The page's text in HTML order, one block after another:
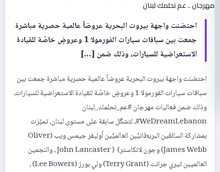
احتضنت واجهة بيروت البحرية عروضاً عالمية حصرية مباشرة
جمعت بين سباقات سيارات الفورمولا 1 وعروضٍ خاصّة للقيادة
الاستعراضية للسيارات، وذلك ضمن […]
احتضنت واجهة بيروت البحرية عروضاً عالمية حصرية مباشرة جمعت بين
سباقات سيارات الفورمولا 1 وعروضٍ خاصّة للقيادة الاستعراضية للسيارات،
وذلك ضمن فعاليات مهرجان #عم_نحلمك_لبنان
WeDreamLebanon#، لتشكّل سابقة على مستوى لبنان، تميّزت
بمشاركة السائقَين البريطانيَّين العالميَّين أوليفر جيمس ويب (Oliver
James Webb) وجون لانكاستر) ( John Lancaster ، والنجمين
العالميين تيري جرانت (Terry Grant) ولي بورز (Lee Bowers) ،